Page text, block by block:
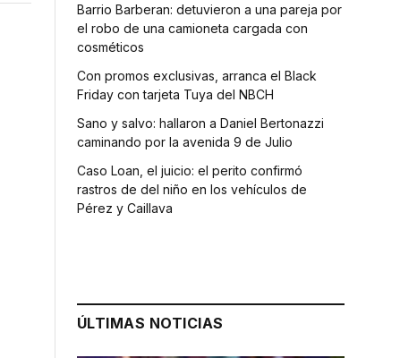
Barrio Barberan: detuvieron a una pareja por
el robo de una camioneta cargada con
cosméticos
Con promos exclusivas, arranca el Black
Friday con tarjeta Tuya del NBCH
Sano y salvo: hallaron a Daniel Bertonazzi
caminando por la avenida 9 de Julio
Caso Loan, el juicio: el perito confirmó
rastros de del niño en los vehículos de
Pérez y Caillava
ÚLTIMAS NOTICIAS